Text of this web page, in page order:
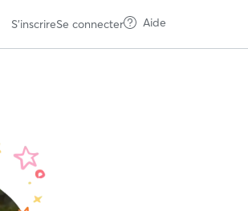
S'inscrireSe connecter Aide